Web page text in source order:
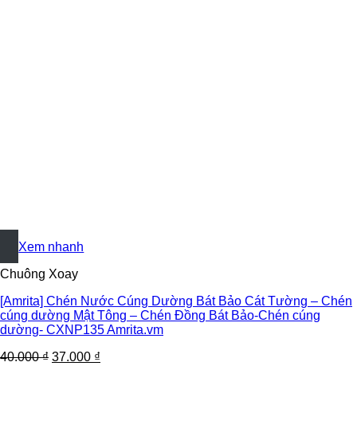
+
Xem nhanh
Chuông Xoay
[Amrita] Chén Nước Cúng Dường Bát Bảo Cát Tường – Chén
cúng dường Mật Tông – Chén Đồng Bát Bảo-Chén cúng
dường- CXNP135 Amrita.vm
40.000₫ 37.000 ₫